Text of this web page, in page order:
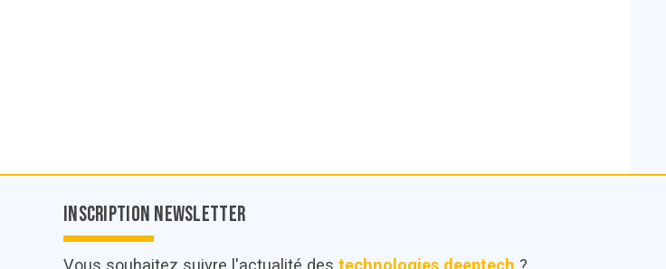
Inscription Newsletter
Vous souhaitez suivre l'actualité des technologies deeptech ?